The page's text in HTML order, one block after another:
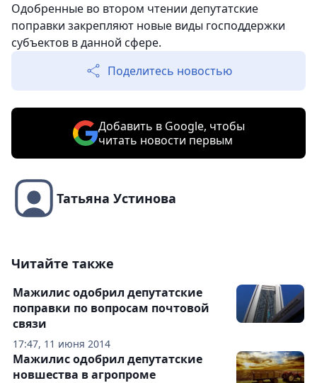
Одобренные во втором чтении депутатские
поправки закрепляют новые виды господдержки
субъектов в данной сфере.
Поделитесь новостью
Добавить в Google, чтобы
читать новости первым
Татьяна Устинова
Читайте также
17:47, 11 июня 2014
Мажилис одобрил депутатские
поправки по вопросам почтовой
связи
Мажилис одобрил депутатские
новшества в агропроме